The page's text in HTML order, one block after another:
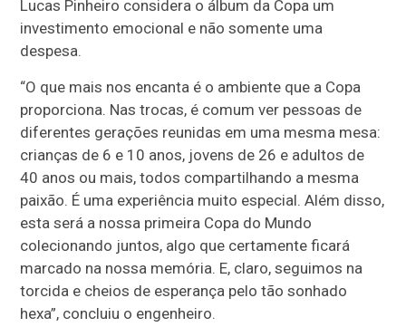
Lucas Pinheiro considera o álbum da Copa um
investimento emocional e não somente uma
despesa.
“O que mais nos encanta é o ambiente que a Copa
proporciona. Nas trocas, é comum ver pessoas de
diferentes gerações reunidas em uma mesma mesa:
crianças de 6 e 10 anos, jovens de 26 e adultos de
40 anos ou mais, todos compartilhando a mesma
paixão. É uma experiência muito especial. Além disso,
esta será a nossa primeira Copa do Mundo
colecionando juntos, algo que certamente ficará
marcado na nossa memória. E, claro, seguimos na
torcida e cheios de esperança pelo tão sonhado
hexa”, concluiu o engenheiro.